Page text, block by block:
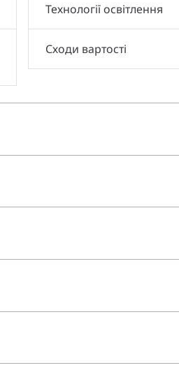
Технології освітлення
Сходи вартості